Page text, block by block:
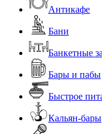
Антикафе
Бани
Банкетные
Бары и пабы
Быстрое
Кальян-бары